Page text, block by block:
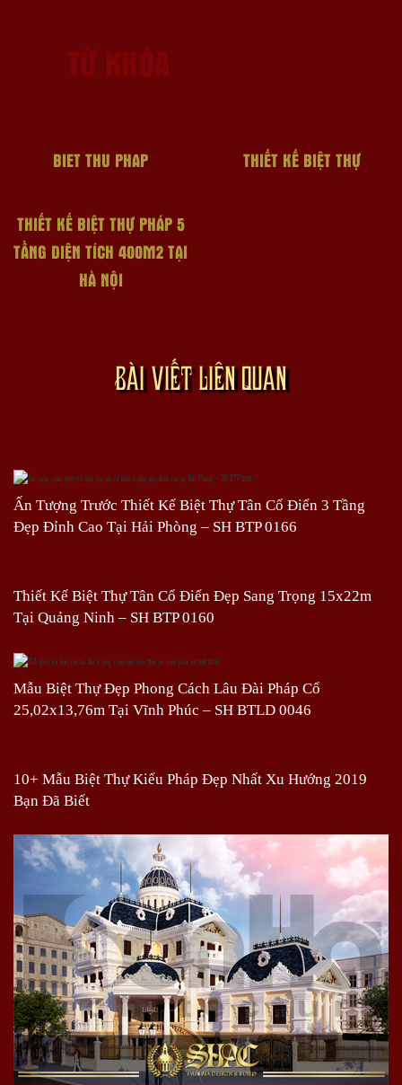
TỪ KHÓA
BIET THU PHAP THIẾT KẾ BIỆT THỰ
THIẾT KẾ BIỆT THỰ PHÁP 5
TẦNG DIỆN TÍCH 400M2 TẠI
HÀ NỘI
BÀI VIẾT LIÊN QUAN
Ấn Tượng Trước Thiết Kế Biệt Thự Tân Cổ Điển 3 Tầng
Đẹp Đỉnh Cao Tại Hải Phòng – SH BTP 0166
Thiết Kế Biệt Thự Tân Cổ Điển Đẹp Sang Trọng 15x22m
Tại Quảng Ninh – SH BTP 0160
Mẫu Biệt Thự Đẹp Phong Cách Lâu Đài Pháp Cổ
25,02x13,76m Tại Vĩnh Phúc – SH BTLD 0046
10+ Mẫu Biệt Thự Kiểu Pháp Đẹp Nhất Xu Hướng 2019
Bạn Đã Biết